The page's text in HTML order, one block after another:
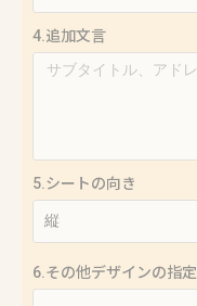
4.追加文言
5.シートの向き
6.その他デザインの指定